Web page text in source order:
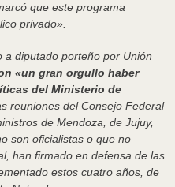
que este programa
privado».
diputado porteño por Unión
«un gran orgullo haber
del Ministerio de
reuniones del Consejo Federal
de Mendoza, de Jujuy,
son oficialistas o que no
han firmado en defensa de las
estos cuatro años, de